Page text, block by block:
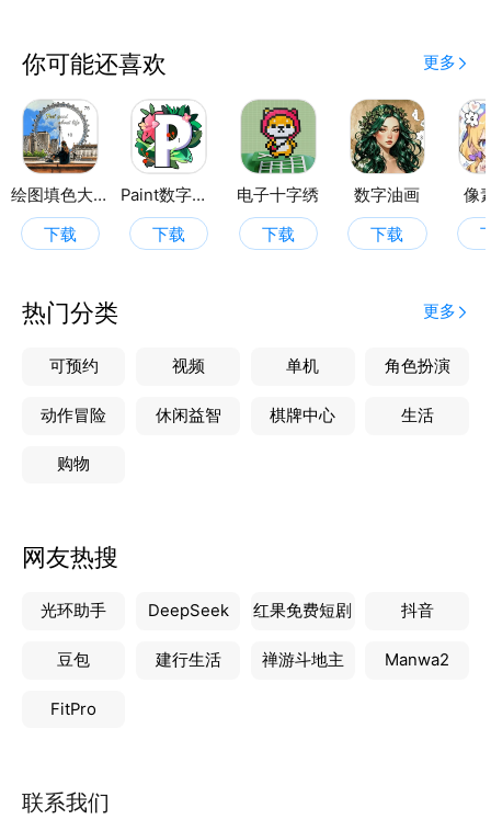
超过20,000+张Dazzly图片可供填色，还有数百种宝
石可添加到您自己的填色书中！
每天都有新的Dazzly图片可供按数字填色！
适合家庭的内容：填色减压的Dazzly图片，包括曼陀
罗、动物、珠宝等。
将您的Dazzly艺术用作独特的壁纸。
与您的朋友和您喜欢的社交网络分享您的Dazzly艺
你可能还喜欢 更多
绘图填色大师
下载
Paint数字填色
下载
电子十字绣
下载
数字油画
下载
像
热门分类 更多
可预约 视频 单机 角色扮演
动作冒险 休闲益智 棋牌中心 生活
购物
网友热搜
光环助手 DeepSeek 红果免费短剧 抖音
豆包 建行生活 禅游斗地主 Manwa2
FitPro
联系我们